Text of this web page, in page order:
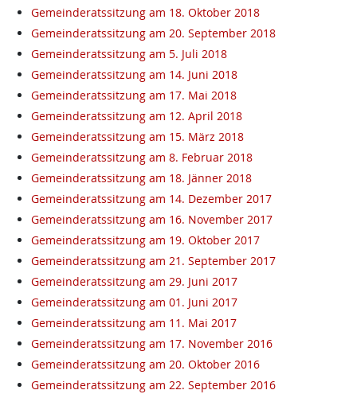
Gemeinderatssitzung am 18. Oktober 2018
Gemeinderatssitzung am 20. September 2018
Gemeinderatssitzung am 5. Juli 2018
Gemeinderatssitzung am 14. Juni 2018
Gemeinderatssitzung am 17. Mai 2018
Gemeinderatssitzung am 12. April 2018
Gemeinderatssitzung am 15. März 2018
Gemeinderatssitzung am 8. Februar 2018
Gemeinderatssitzung am 18. Jänner 2018
Gemeinderatssitzung am 14. Dezember 2017
Gemeinderatssitzung am 16. November 2017
Gemeinderatssitzung am 19. Oktober 2017
Gemeinderatssitzung am 21. September 2017
Gemeinderatssitzung am 29. Juni 2017
Gemeinderatssitzung am 01. Juni 2017
Gemeinderatssitzung am 11. Mai 2017
Gemeinderatssitzung am 17. November 2016
Gemeinderatssitzung am 20. Oktober 2016
Gemeinderatssitzung am 22. September 2016